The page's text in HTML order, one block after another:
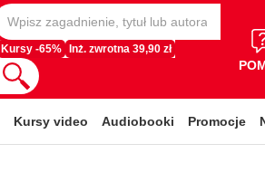
Kursy -65% Inż. zwrotna 39,90 zł
Kursy video Audiobooki Promocje